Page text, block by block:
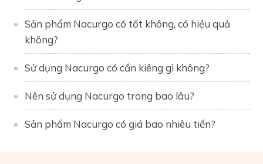
Sản phẩm Nacurgo có tốt không, có hiệu quả
không?
Sử dụng Nacurgo có cần kiêng gì không?
Nên sử dụng Nacurgo trong bao lâu?
Sản phẩm Nacurgo có giá bao nhiêu tiền?